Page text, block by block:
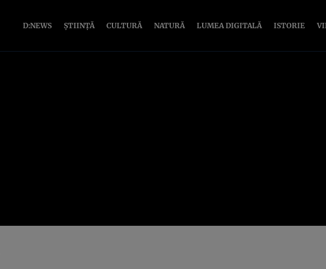
D:NEWS ȘTIINȚĂ CULTURĂ NATURĂ LUMEA DIGITALĂ ISTORIE